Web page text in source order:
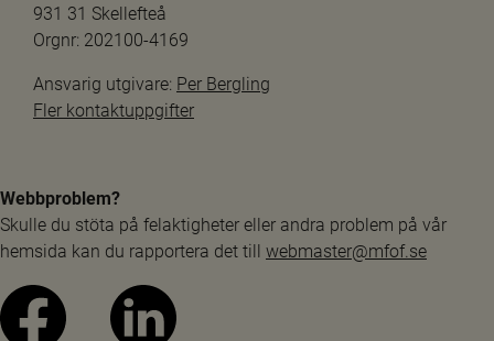
931 31 Skellefteå
Orgnr: 202100-4169
Ansvarig utgivare: Per Bergling
Fler kontaktuppgifter
Webbproblem?
Skulle du stöta på felaktigheter eller andra problem på vår
hemsida kan du rapportera det till webmaster@mfof.se